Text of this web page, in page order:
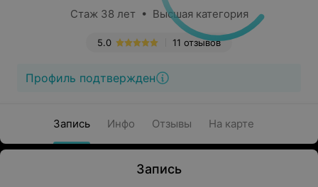
Стаж 38 лет • Высшая категория
11 отзывов
5.0
Профиль подтвержден
Запись Инфо Отзывы На карте
Запись